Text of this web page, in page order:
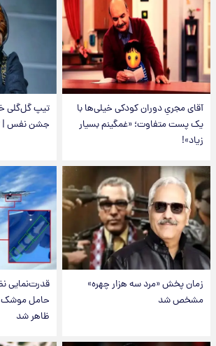
آقای مجریِ دوران کودکی خیلی‌ها با
یک پست متفاوت؛ «غمگینم بسیار
زیاد»!
تیپ گل‌گلی
جشن نفس |
زمان پخش «مرد سه هزار چهره»
مشخص شد
قدرت‌نمایی
حامل موشک
ظاهر شد